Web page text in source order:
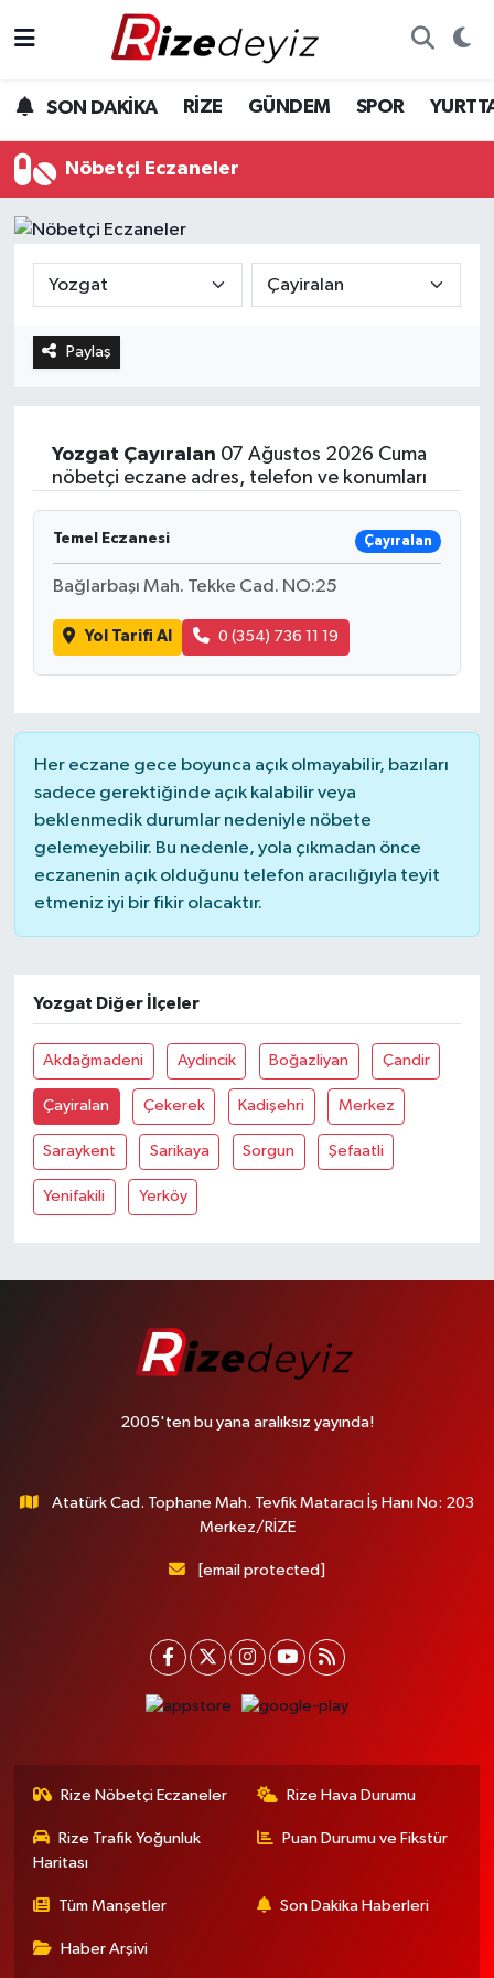
SON DAKİKA RİZE GÜNDEM SPOR
Nöbetçi Eczaneler
Paylaş
Yozgat Çayıralan 07 Ağustos 2026 Cuma
nöbetçi eczane adres, telefon ve konumları
Temel Eczanesi Çayıralan
Bağlarbaşı Mah. Tekke Cad. NO:25
Yol Tarifi Al 0 (354) 736 11 19
Her eczane gece boyunca açık olmayabilir, bazıları
sadece gerektiğinde açık kalabilir veya
beklenmedik durumlar nedeniyle nöbete
gelemeyebilir. Bu nedenle, yola çıkmadan önce
eczanenin açık olduğunu telefon aracılığıyla teyit
etmeniz iyi bir fikir olacaktır.
Yozgat Diğer İlçeler
Akdağmadeni Aydincik Boğazliyan Çandir
Çayiralan Çekerek Kadişehri Merkez
Saraykent Sarikaya Sorgun Şefaatli
Yenifakili Yerköy
2005'ten bu yana aralıksız yayında!
Atatürk Cad. Tophane Mah. Tevfik Mataracı İş Hanı No: 203
Merkez/RİZE
[email protected]
Rize Nöbetçi Eczaneler Rize Hava Durumu
Rize Trafik Yoğunluk
Haritası
Puan Durumu ve Fikstür
Tüm Manşetler Son Dakika Haberleri
Haber Arşivi
Gündem
Yurttan Haberler
Teknoloji
Sağlık
Rize Hava Durumu
Rize Trafik Yoğunluk Haritası
Tüm Manşetler
Son Dakika Haberleri